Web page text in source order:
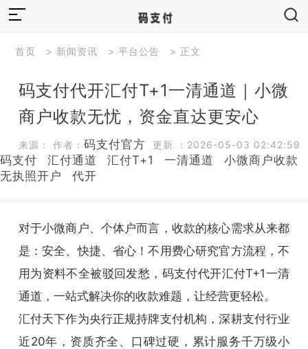
首页 > 新闻资讯 > 平台公告 > 正文
码支付代开汇付T+1一清通道｜小微
商户收款无忧，资金直达更安心
来源： 作者： 码支付官方 更新 ：2026-05-03 02:42:59
码支付 汇付通道 汇付T+1 一清通道
小微商户收款
无执照开户
代开
对于小微商户、个体户而言，收款的核心需求从来都
是：安全、快捷、省心！不用费心研究官方流程，不
用为资料不全被驳回发愁，码支付代开汇付T+1一清
通道，一站式解决你的收款难题，让经营更轻松。
汇付天下作为央行正规持牌支付机构，深耕支付行业
近20年，资质齐全、口碑过硬，累计服务千万级小